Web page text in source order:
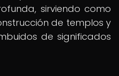
sirviendo como
de templos y
de significados